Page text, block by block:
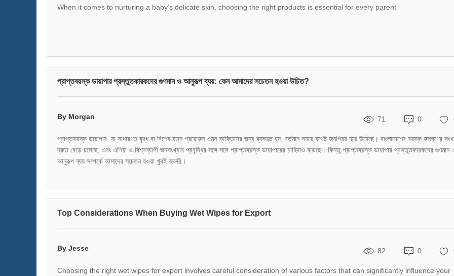
When it comes to nurturing a baby’s delicate skin, choosing the right products is essential for every parent
প্রাপ্তবয়স্ক ডায়াপার প্রস্তুতকারকদের গুণমান ও আনুরূপ ব্যয়: কেন আমাদের সচেতন হওয়া উচিত?
By Morgan 71 0
প্রাপ্তবয়স্ক ডায়াপার, যা সাধারণত বৃদ্ধ বা বিশেষ যত্ন প্রয়োজন এমন ব্যক্তিদের জন্য ব্যবহৃত হয়, বর্তমান সময়ে যথেষ্ট জনপ্রিয় হয়ে উঠেছে। বাংলাদেশের বয়স্ক জনগণের
দ্রুত বেড়ে চলেছে, এবং এশিয়া ও বিশ্বব্যাপী জনসংখ্যার প্রবৃদ্ধির সঙ্গে সঙ্গে প্রাপ্তবয়স্ক ডায়াপারের চাহিদাও বাড়ছে। কিন্তু প্রাপ্তবয়স্ক ডায়াপার প্রস্তুতকারকদের গুণমান
আনুরূপ ব্যয় সম্পর্কে আমাদের সচেতন হওয়া খুবই জরুরি।
Top Considerations When Buying Wet Wipes for Export
By Jesse 82 0
Choosing the right wet wipes for export involves careful consideration of various factors that can significantly influence your